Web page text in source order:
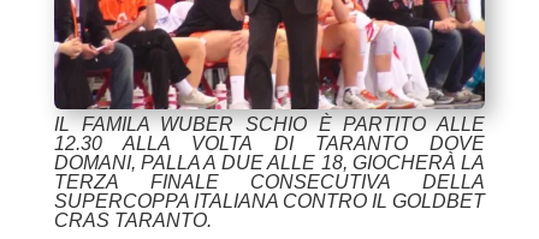
IL FAMILA WUBER SCHIO È PARTITO ALLE
12.30 ALLA VOLTA DI TARANTO DOVE
DOMANI, PALLA A DUE ALLE 18, GIOCHERÀ LA
TERZA FINALE CONSECUTIVA DELLA
SUPERCOPPA ITALIANA CONTRO IL GOLDBET
CRAS TARANTO.